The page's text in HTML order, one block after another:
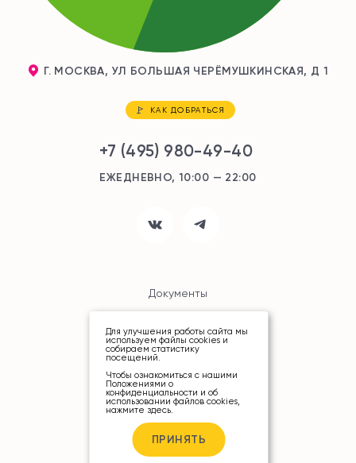
Для улучшения работы сайта мы
используем файлы cookies и
собираем статистику
посещений.
Чтобы ознакомиться с нашими
Положениями о
конфиденциальности и об
использовании файлов cookies,
нажмите здесь.
ПРИНЯТЬ
Г. МОСКВА, УЛ БОЛЬШАЯ ЧЕРЁМУШКИНСКАЯ, Д 1
КАК ДОБРАТЬСЯ
+7 (495) 980-49-40
ЕЖЕДНЕВНО, 10:00 — 22:00
Документы
Карта сайта
© ТРЦ «РИО», 2026